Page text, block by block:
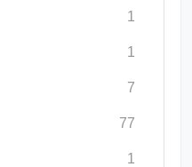
1
1
7
77
1